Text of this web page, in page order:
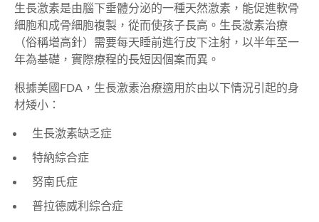
生長激素是由腦下垂體分泌的一種天然激素，能促進軟骨
細胞和成骨細胞複製，從而使孩子長高。生長激素治療
（俗稱增高針）需要每天睡前進行皮下注射，以半年至一
年為基礎，實際療程的長短因個案而異。
根據美國FDA，生長激素治療適用於由以下情況引起的身
材矮小：
生長激素缺乏症
特納綜合症
努南氏症
普拉德威利綜合症